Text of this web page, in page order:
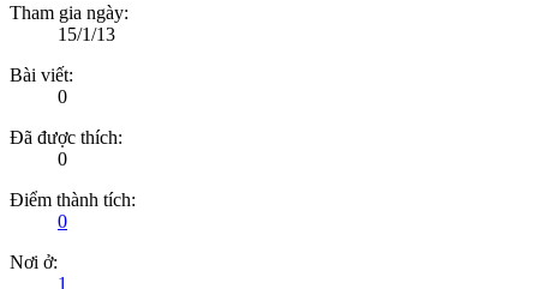
Tham gia ngày:
15/1/13
Bài viết:
0
Đã được thích:
0
Điểm thành tích:
0
Nơi ở:
1